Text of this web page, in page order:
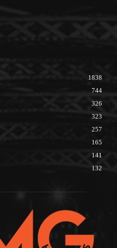
1838
744
326
323
257
165
141
132